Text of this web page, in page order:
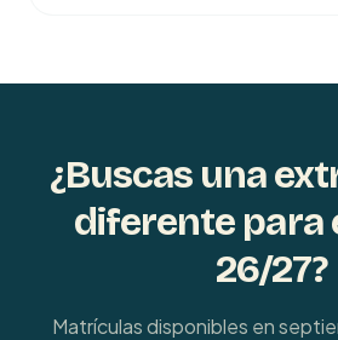
¿Buscas una
diferente para
26/27?
Matrículas disponibles en